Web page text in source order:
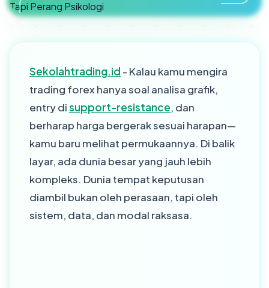
Sekolahtrading.id - Kalau kamu mengira
trading forex hanya soal analisa grafik,
entry disupport-resistance, dan
berharap harga bergerak sesuai harapan—
kamu baru melihat permukaannya. Di balik
layar, ada dunia besar yang jauh lebih
kompleks. Dunia tempat keputusan
diambil bukan oleh perasaan, tapi oleh
sistem, data, dan modal raksasa.